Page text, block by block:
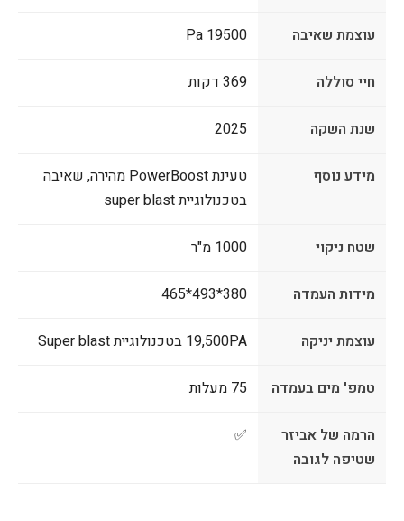
עוצמת שאיבה 19500 Pa
חיי סוללה 369 דקות
שנת השקה 2025
מידע נוסף
טעינת PowerBoost מהירה, שאיבה
בטכנולוגיית super blast
שטח ניקוי 1000 מ"ר
מידות העמדה 380*493*465
עוצמת יניקה 19,500PA בטכנולוגיית Super blast
טמפ' מים בעמדה 75 מעלות
הרמה של אביזר
שטיפה לגובה
✅